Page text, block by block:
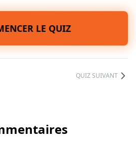
LE QUIZ
QUIZ SUIVANT